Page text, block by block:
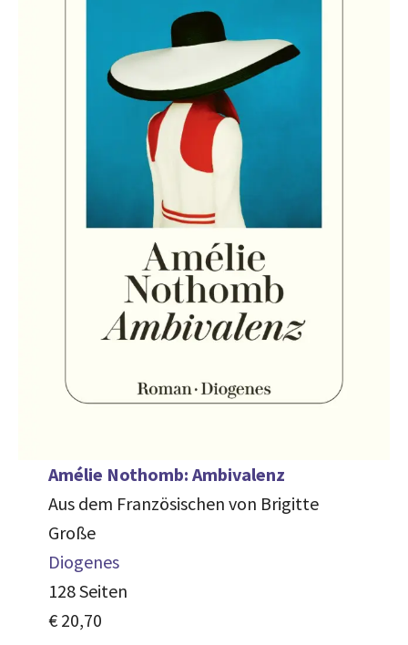
Amélie Nothomb: Ambivalenz
Aus dem Französischen von Brigitte
Große
Diogenes
128 Seiten
€ 20,70